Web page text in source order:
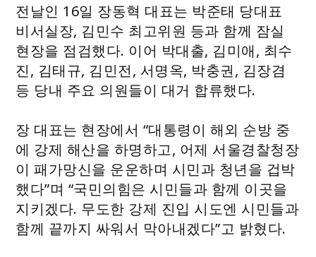
전날인 16일 장동혁 대표는 박준태 당대표
비서실장, 김민수 최고위원 등과 함께 잠실
현장을 점검했다. 이어 박대출, 김미애, 최수
진, 김태규, 김민전, 서명옥, 박충권, 김장겸
등 당내 주요 의원들이 대거 합류했다.
장 대표는 현장에서 “대통령이 해외 순방 중
에 강제 해산을 하명하고, 어제 서울경찰청장
이 패가망신을 운운하며 시민과 청년을 겁박
했다”며 “국민의힘은 시민들과 함께 이곳을
지키겠다. 무도한 강제 진입 시도엔 시민들과
함께 끝까지 싸워서 막아내겠다”고 밝혔다.